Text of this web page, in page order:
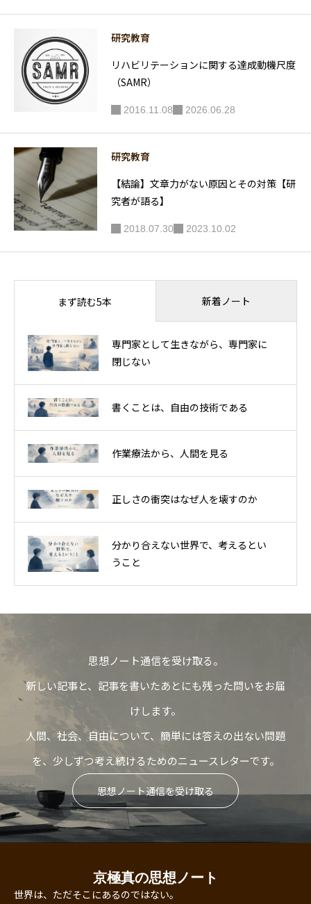
研究教育
リハビリテーションに関する達成動機尺度
（SAMR）
2016.11.08 2026.06.28
研究教育
【結論】文章力がない原因とその対策【研
究者が語る】
2018.07.30 2023.10.02
まず読む5本 新着ノート
専門家として生きながら、専門家に
閉じない
書くことは、自由の技術である
作業療法から、人間を見る
正しさの衝突はなぜ人を壊すのか
分かり合えない世界で、考えるとい
うこと
思想ノート通信を受け取る。
新しい記事と、記事を書いたあとにも残った問いをお届
けします。
人間、社会、自由について、簡単には答えの出ない問題
を、少しずつ考え続けるためのニュースレターです。
思想ノート通信を受け取る
京極真の思想ノート
世界は、ただそこにあるのではない。